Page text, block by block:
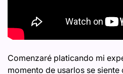
Comenzaré platicando mi
momento de usarlos se